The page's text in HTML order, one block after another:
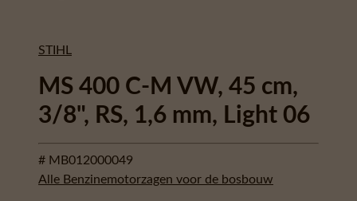
STIHL
MS 400 C-M VW, 45 cm,
3/8", RS, 1,6 mm, Light 06
# MB012000049
Alle Benzinemotorzagen voor de bosbouw